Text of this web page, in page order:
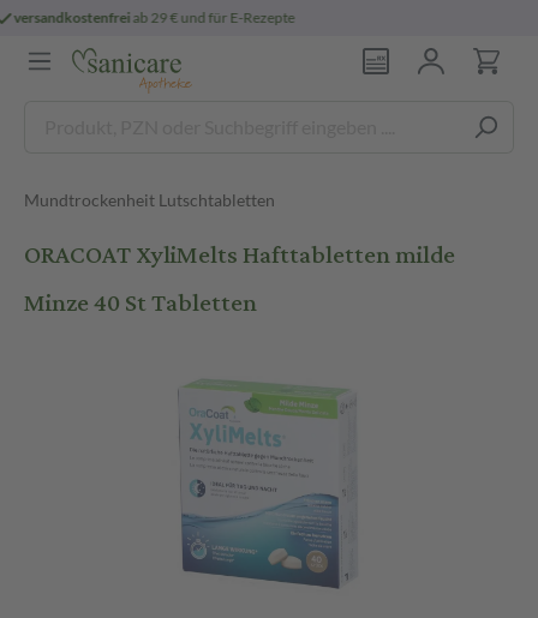
persönliche
Mundtrockenheit Lutschtabletten
ORACOAT XyliMelts Hafttabletten milde
Minze 40 St Tabletten